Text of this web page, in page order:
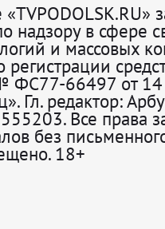
надзору в сфере
и массовых
регистрации
ФС77-66497 от 14
Гл. редактор:
Все права
без
18+